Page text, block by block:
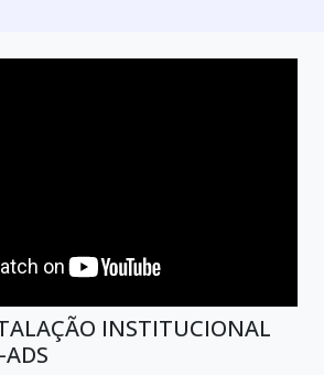
INSTITUCIONAL